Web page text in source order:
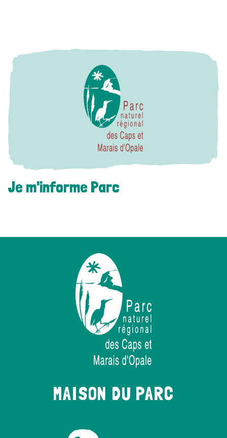
Je m'informe Parc
MAISON DU PARC